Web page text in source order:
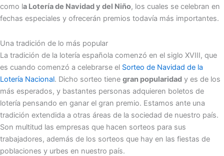
como la Lotería de Navidad y del Niño, los cuales se celebran en
fechas especiales y ofrecerán premios todavía más importantes.
Una tradición de lo más popular
La tradición de la lotería española comenzó en el siglo XVIII, que
es cuando comenzó a celebrarse el Sorteo de Navidad de la
Lotería Nacional. Dicho sorteo tiene gran popularidad y es de los
más esperados, y bastantes personas adquieren boletos de
lotería pensando en ganar el gran premio. Estamos ante una
tradición extendida a otras áreas de la sociedad de nuestro país.
Son multitud las empresas que hacen sorteos para sus
trabajadores, además de los sorteos que hay en las fiestas de
poblaciones y urbes en nuestro país.